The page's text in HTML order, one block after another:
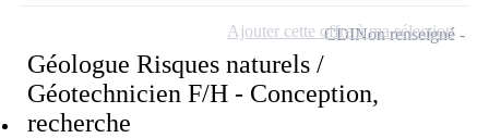
Géologue Risques naturels /
Géotechnicien F/H - Conception,
recherche
CDINon renseigné
Ajouter cette offre à ma sélection